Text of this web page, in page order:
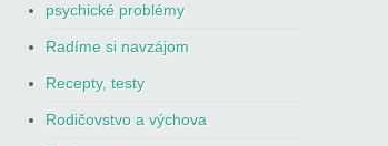
psychické problémy
Radíme si navzájom
Recepty, testy
Rodičovstvo a výchova